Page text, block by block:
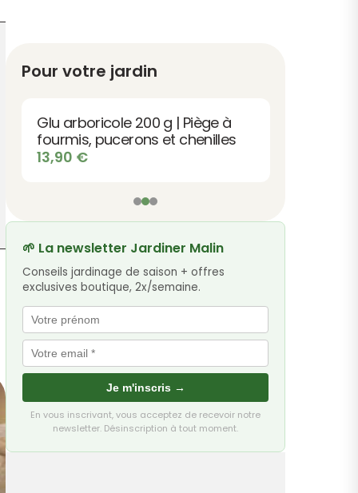
Pour votre jardin
Glu arboricole 200 g | Piège à
fourmis, pucerons et chenilles
13,90 €
🌱 La newsletter Jardiner Malin
Conseils jardinage de saison + offres
exclusives boutique, 2x/semaine.
Je m'inscris →
En vous inscrivant, vous acceptez de recevoir notre
newsletter. Désinscription à tout moment.